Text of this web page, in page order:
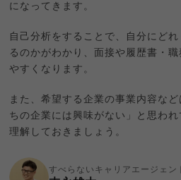
になってきます。
自己分析をすることで、自分にど
るのかがわかり、面接や履歴書・
やすくなります。
また、希望する企業の事業内容な
ちの企業には興味がない」と思わ
理解しておきましょう。
すべらないキャリアエージェン